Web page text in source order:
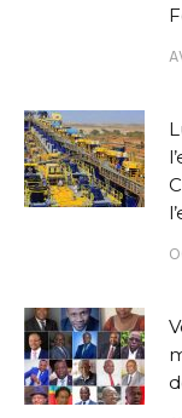
Tshisekedi mobilise
Gouvernement,
Africa CDC pour
renforcer la lutte
la souche